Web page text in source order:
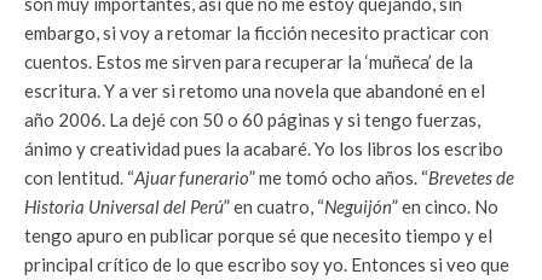
embargo, si voy a retomar la ficción necesito practicar con
cuentos. Estos me sirven para recuperar la ‘muñeca’ de la
escritura. Y a ver si retomo una novela que abandoné en el
año 2006. La dejé con 50 o 60 páginas y si tengo fuerzas,
ánimo y creatividad pues la acabaré. Yo los libros los escribo
con lentitud. “Ajuar funerario” me tomó ocho años. “Brevetes de
Historia Universal del Perú” en cuatro, “Neguijón” en cinco. No
tengo apuro en publicar porque sé que necesito tiempo y el
principal crítico de lo que escribo soy yo. Entonces si veo que